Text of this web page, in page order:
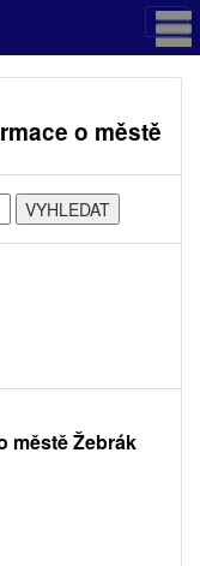
o městě
městě Žebrák